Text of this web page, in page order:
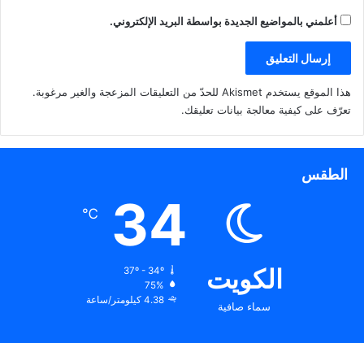
أعلمني بالمواضيع الجديدة بواسطة البريد الإلكتروني.
هذا الموقع يستخدم Akismet للحدّ من التعليقات المزعجة والغير مرغوبة.
تعرّف على كيفية معالجة بيانات تعليقك.
الطقس
الكويت
سماء صافية
34
℃
37º - 34º
75%
4.38 كيلومتر/ساعة